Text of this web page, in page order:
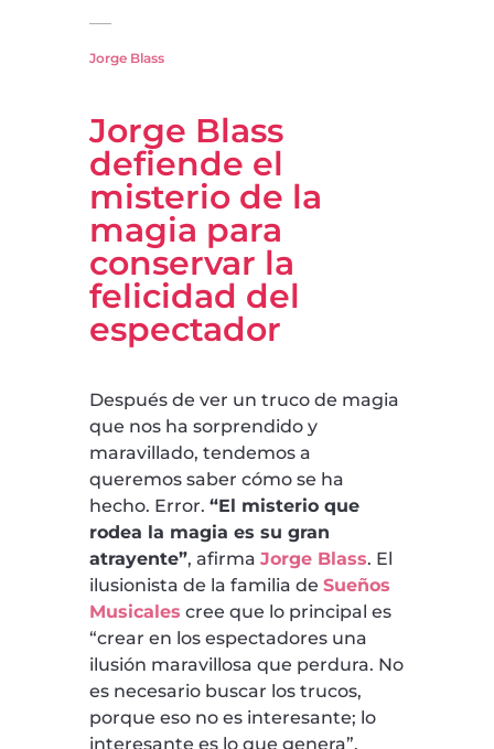
Jorge Blass
Jorge Blass
defiende el
misterio de la
magia para
conservar la
felicidad del
espectador
Después de ver un truco de magia
que nos ha sorprendido y
maravillado, tendemos a
queremos saber cómo se ha
hecho. Error. “El misterio que
rodea la magia es su gran
atrayente”, afirma Jorge Blass. El
ilusionista de la familia de Sueños
Musicales cree que lo principal es
“crear en los espectadores una
ilusión maravillosa que perdura. No
es necesario buscar los trucos,
porque eso no es interesante; lo
interesante es lo que genera”,